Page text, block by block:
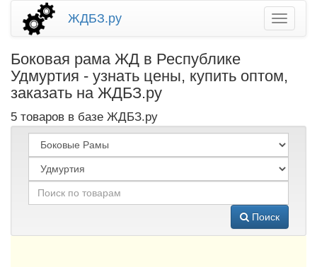
ЖДБЗ.ру
Боковая рама ЖД в Республике
Удмуртия - узнать цены, купить оптом,
заказать на ЖДБЗ.ру
5 товаров в базе ЖДБЗ.ру
Поиск